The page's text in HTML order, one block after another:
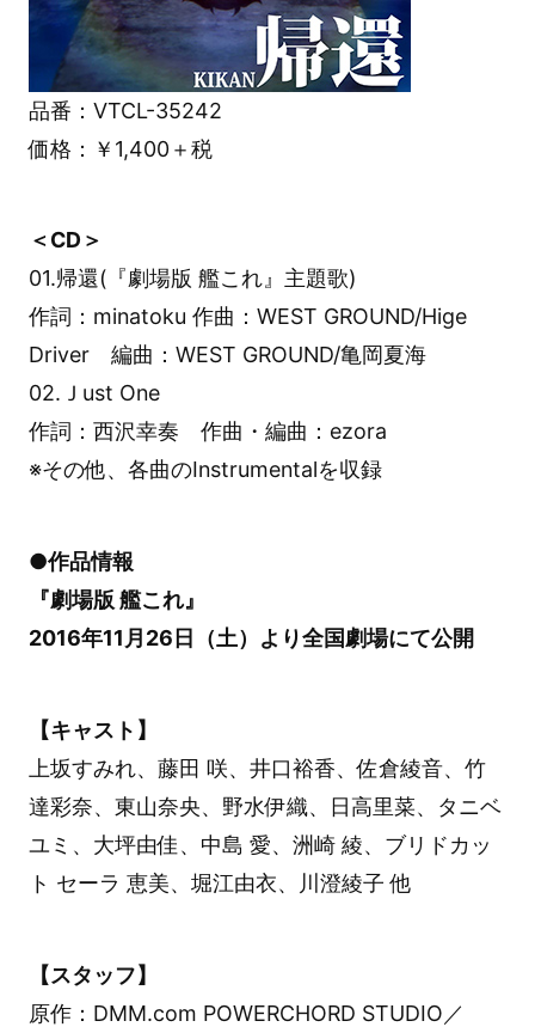
品番：VTCL-35242
価格：￥1,400＋税
＜CD＞
01.帰還(『劇場版 艦これ』主題歌)
作詞：minatoku 作曲：WEST GROUND/Hige
Driver 編曲：WEST GROUND/亀岡夏海
02.Ｊust One
作詞：西沢幸奏 作曲・編曲：ezora
※その他、各曲のInstrumentalを収録
●作品情報
『劇場版 艦これ』
2016年11月26日（土）より全国劇場にて公開
【キャスト】
上坂すみれ、藤田 咲、井口裕香、佐倉綾音、竹
達彩奈、東山奈央、野水伊織、日高里菜、タニベ
ユミ、大坪由佳、中島 愛、洲崎 綾、ブリドカッ
ト セーラ 恵美、堀江由衣、川澄綾子 他
【スタッフ】
原作：DMM.com POWERCHORD STUDIO／